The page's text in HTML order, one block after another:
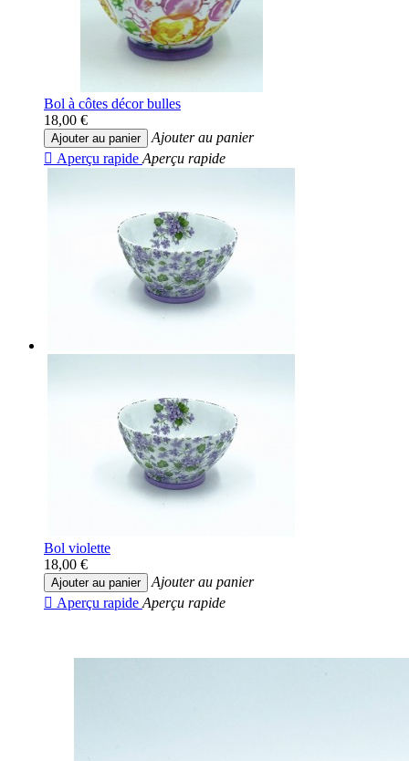
Bol à côtes décor bulles
18,00 €
Ajouter au panier
Ajouter au panier
 Aperçu rapide Aperçu rapide
Bol violette
18,00 €
Ajouter au panier
Ajouter au panier
 Aperçu rapide Aperçu rapide